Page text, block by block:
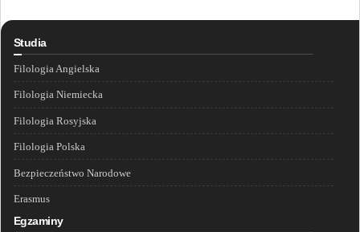
Studia
Filologia Angielska
Filologia Niemiecka
Filologia Rosyjska
Filologia Polska
Bezpieczeństwo Narodowe
Erasmus
Egzaminy